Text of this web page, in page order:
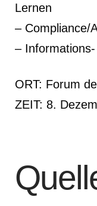
Lernen
– Compliance/
–
ORT: Forum
ZEIT: 8.